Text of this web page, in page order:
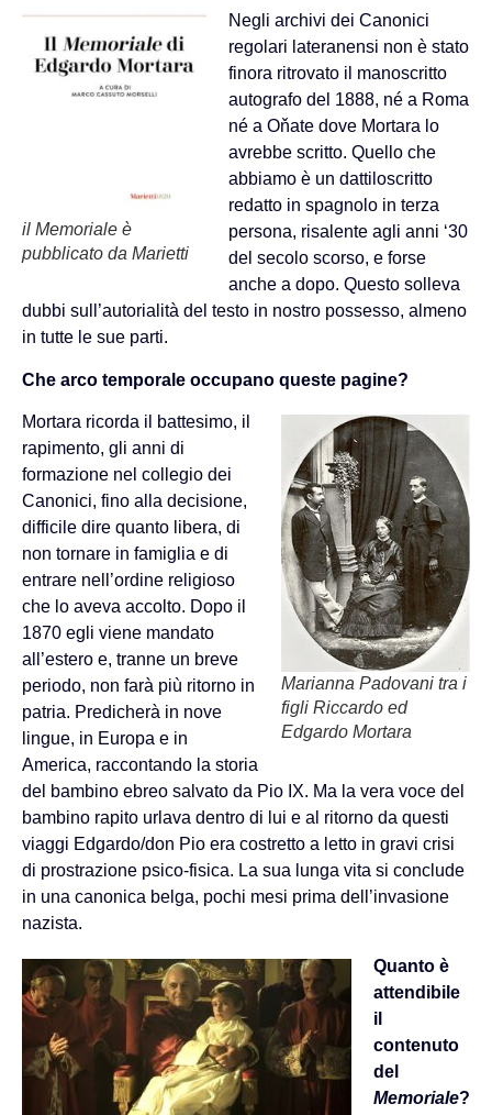
il Memoriale è
pubblicato da Marietti
Negli archivi dei Canonici
regolari lateranensi non è stato
finora ritrovato il manoscritto
autografo del 1888, né a Roma
né a Oňate dove Mortara lo
avrebbe scritto. Quello che
abbiamo è un dattiloscritto
redatto in spagnolo in terza
persona, risalente agli anni ‘30
del secolo scorso, e forse
anche a dopo. Questo solleva
dubbi sull’autorialità del testo in nostro possesso, almeno
in tutte le sue parti.
Che arco temporale occupano queste pagine?
Marianna Padovani tra i
figli Riccardo ed
Edgardo Mortara
Mortara ricorda il battesimo, il
rapimento, gli anni di
formazione nel collegio dei
Canonici, fino alla decisione,
difficile dire quanto libera, di
non tornare in famiglia e di
entrare nell’ordine religioso
che lo aveva accolto. Dopo il
1870 egli viene mandato
all’estero e, tranne un breve
periodo, non farà più ritorno in
patria. Predicherà in nove
lingue, in Europa e in
America, raccontando la storia
del bambino ebreo salvato da Pio IX. Ma la vera voce del
bambino rapito urlava dentro di lui e al ritorno da questi
viaggi Edgardo/don Pio era costretto a letto in gravi crisi
di prostrazione psico-fisica. La sua lunga vita si conclude
in una canonica belga, pochi mesi prima dell’invasione
nazista.
Quanto è
attendibile
il
contenuto
del
Memoriale?